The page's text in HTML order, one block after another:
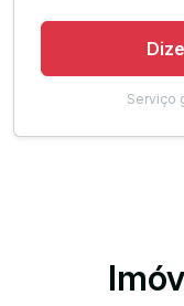
Serviço